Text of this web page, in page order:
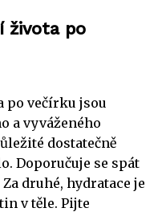
života po
po večírku jsou
a vyváženého
dostatečně
Doporučuje se spát
druhé, hydratace je
v těle. Pijte